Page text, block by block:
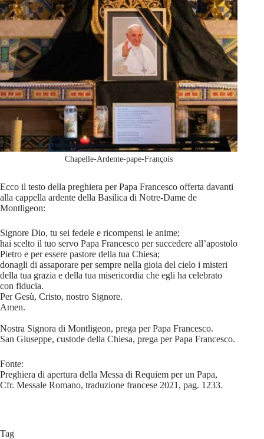
Chapelle-Ardente-pape-François
Ecco il testo della preghiera per Papa Francesco offerta davanti
alla cappella ardente della Basilica di Notre-Dame de
Montligeon:
Signore Dio, tu sei fedele e ricompensi le anime;
hai scelto il tuo servo Papa Francesco per succedere all’apostolo
Pietro e per essere pastore della tua Chiesa;
donagli di assaporare per sempre nella gioia del cielo i misteri
della tua grazia e della tua misericordia che egli ha celebrato
con fiducia.
Per Gesù, Cristo, nostro Signore.
Amen.
Nostra Signora di Montligeon, prega per Papa Francesco.
San Giuseppe, custode della Chiesa, prega per Papa Francesco.
Fonte:
Preghiera di apertura della Messa di Requiem per un Papa,
Cfr. Messale Romano, traduzione francese 2021, pag. 1233.
Tag